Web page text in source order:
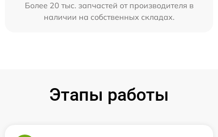
Более 20 тыс. запчастей от производителя в
наличии на собственных складах.
Этапы работы